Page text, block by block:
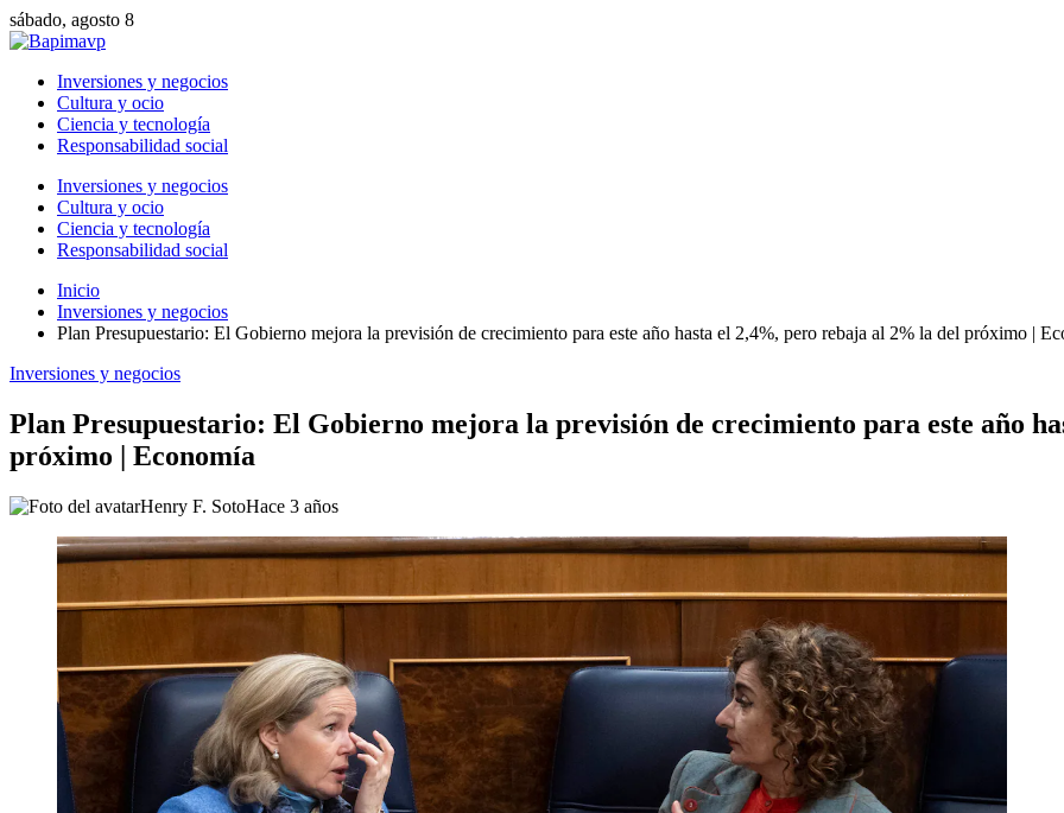
sábado, agosto 8
Inversiones y negocios
Cultura y ocio
Ciencia y tecnología
Responsabilidad social
Inversiones y negocios
Cultura y ocio
Ciencia y tecnología
Responsabilidad social
Inicio
Inversiones y negocios
Plan Presupuestario: El Gobierno mejora la previsión de crecimiento para este año hasta el 2,4%, pero rebaja al 2% la del próximo |
Inversiones y negocios
Plan Presupuestario: El Gobierno mejora la previsión de crecimiento para este año
próximo | Economía
Henry F. SotoHace 3 años